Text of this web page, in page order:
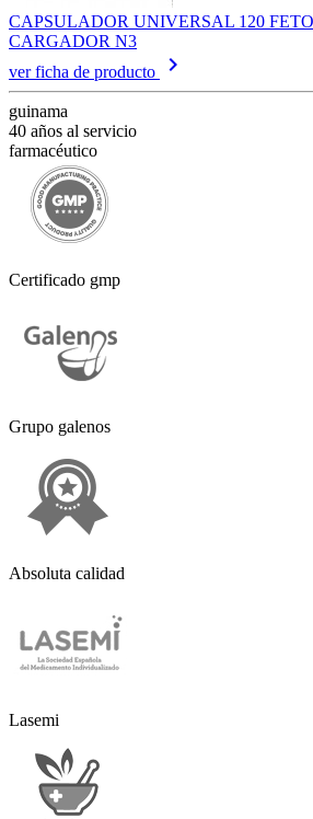
CAPSULADOR UNIVERSAL 120
CARGADOR N3
ver ficha de producto
keyboard_arrow_right
guinama
40 años al servicio
farmacéutico
Certificado gmp
Grupo galenos
Absoluta calidad
Lasemi